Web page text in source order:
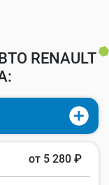
RENAULT
от 5 280 ₽